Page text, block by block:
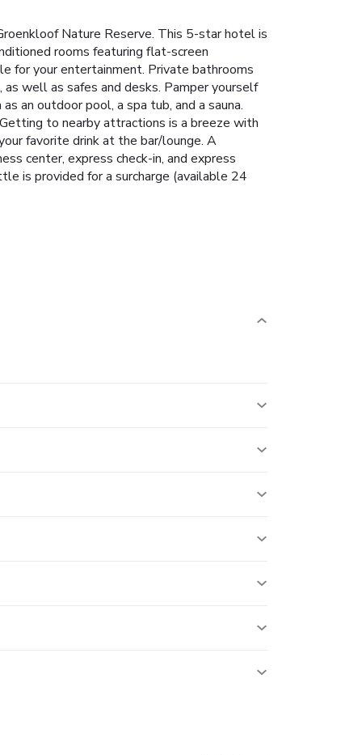
Nature Reserve. This 5-star hotel is
rooms featuring flat-screen
for your entertainment. Private bathrooms
well as safes and desks. Pamper yourself
an outdoor pool, a spa tub, and a sauna.
to nearby attractions is a breeze with
favorite drink at the bar/lounge. A
center, express check-in, and express
is provided for a surcharge (available 24